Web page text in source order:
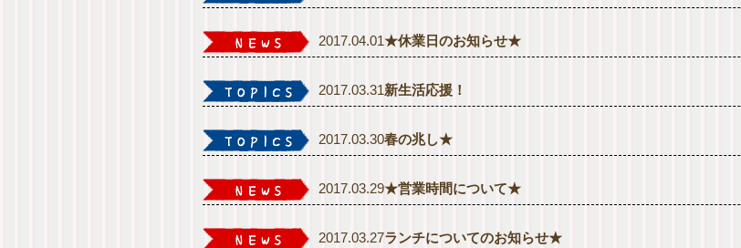
2017.04.01★休業日のお知らせ★
2017.03.31新生活応援！
2017.03.30春の兆し★
2017.03.29★営業時間について★
2017.03.27ランチについてのお知らせ★